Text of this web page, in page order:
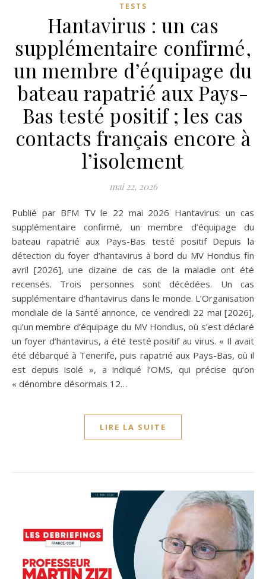
TESTS
Hantavirus : un cas
supplémentaire confirmé,
un membre d’équipage du
bateau rapatrié aux Pays-
Bas testé positif ; les cas
contacts français encore à
l’isolement
mai 22, 2026
Publié par BFM TV le 22 mai 2026 Hantavirus: un cas
supplémentaire confirmé, un membre d’équipage du
bateau rapatrié aux Pays-Bas testé positif Depuis la
détection du foyer d’hantavirus à bord du MV Hondius fin
avril [2026], une dizaine de cas de la maladie ont été
recensés. Trois personnes sont décédées. Un cas
supplémentaire d’hantavirus dans le monde. L’Organisation
mondiale de la Santé annonce, ce vendredi 22 mai [2026],
qu’un membre d’équipage du MV Hondius, où s’est déclaré
un foyer d’hantavirus, a été testé positif au virus. « Il avait
été débarqué à Tenerife, puis rapatrié aux Pays-Bas, où il
est depuis isolé », a indiqué l’OMS, qui précise qu’on
« dénombre désormais 12…
LIRE LA SUITE